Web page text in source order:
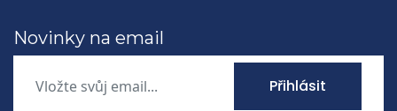
Novinky na email
Přihlásit